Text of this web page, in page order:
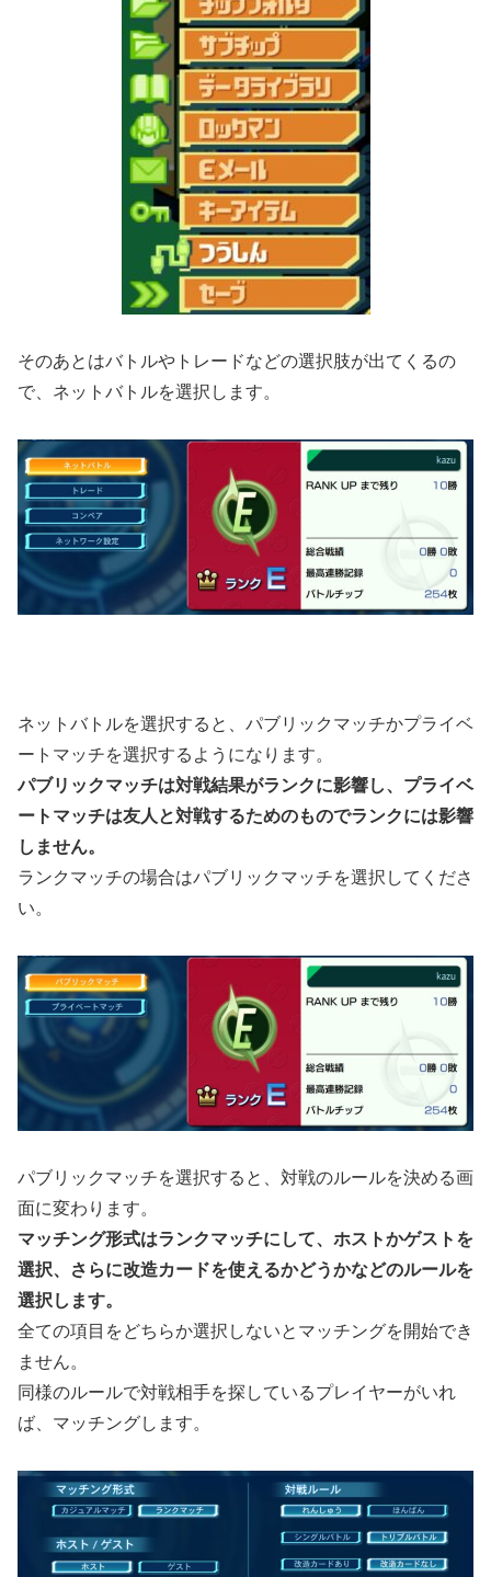
そのあとはバトルやトレードなどの選択肢が出てくるの
で、ネットバトルを選択します。
ネットバトルを選択すると、パブリックマッチかプライベ
ートマッチを選択するようになります。
パブリックマッチは対戦結果がランクに影響し、プライベ
ートマッチは友人と対戦するためのものでランクには影響
しません。
ランクマッチの場合はパブリックマッチを選択してくださ
い。
パブリックマッチを選択すると、対戦のルールを決める画
面に変わります。
マッチング形式はランクマッチにして、ホストかゲストを
選択、さらに改造カードを使えるかどうかなどのルールを
選択します。
全ての項目をどちらか選択しないとマッチングを開始でき
ません。
同様のルールで対戦相手を探しているプレイヤーがいれ
ば、マッチングします。